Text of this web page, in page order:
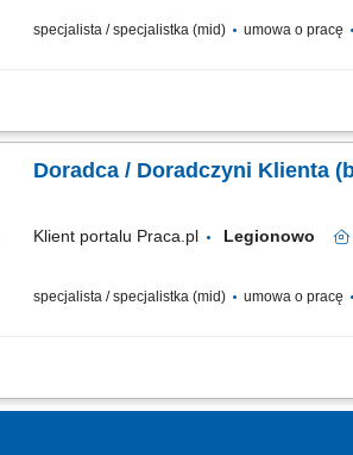
specjalista / specjalistka (mid) umowa o pracę
obsługa klientów; utrzymywanie dobrych relacji
Doradca / Doradczyni Klienta
Klient portalu Praca.pl Legionowo
specjalista / specjalistka (mid) umowa o pracę
obsługa klientów; utrzymywanie dobrych relacji